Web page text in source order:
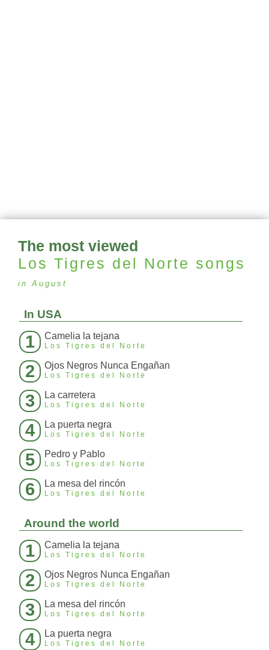
The most viewed
Los Tigres del Norte songs
in August
In USA
1 Camelia la tejana
Los Tigres del Norte
2 Ojos Negros Nunca Engañan
Los Tigres del Norte
3 La carretera
Los Tigres del Norte
4 La puerta negra
Los Tigres del Norte
5 Pedro y Pablo
Los Tigres del Norte
6 La mesa del rincón
Los Tigres del Norte
Around the world
1 Camelia la tejana
Los Tigres del Norte
2 Ojos Negros Nunca Engañan
Los Tigres del Norte
3 La mesa del rincón
Los Tigres del Norte
4 La puerta negra
Los Tigres del Norte